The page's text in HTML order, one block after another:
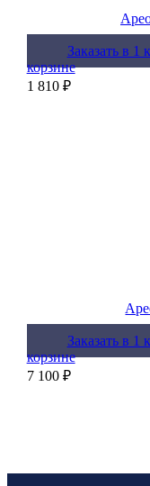
Заказать в 1
корзине
1 810 ₽
Заказать в 1
корзине
7 100 ₽